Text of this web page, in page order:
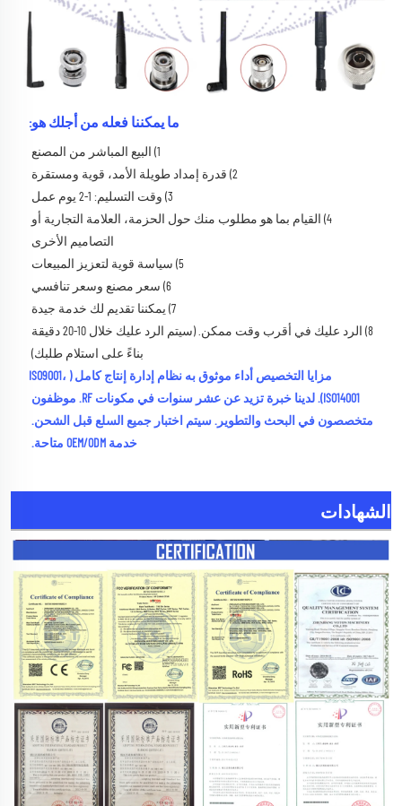
ما يمكننا فعله من أجلك هو:
1) البيع المباشر من المصنع
2) قدرة إمداد طويلة الأمد، قوية ومستقرة
3) وقت التسليم: 1-2 يوم عمل
التصاميم الأخرى
5) سياسة قوية لتعزيز المبيعات
6) سعر مصنع وسعر تنافسي
7) يمكننا تقديم لك خدمة جيدة
بناءً على استلام طلبك)
مزايا التخصيص أداء موثوق به نظام إدارة إنتاج كامل (ISO9001،
خدمة OEM/ODM متاحة.
الشهادات